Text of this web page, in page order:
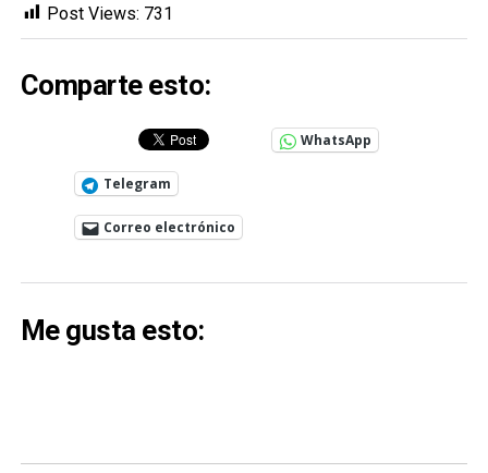
Post Views: 731
Comparte esto:
WhatsApp
Telegram
Correo electrónico
Me gusta esto: